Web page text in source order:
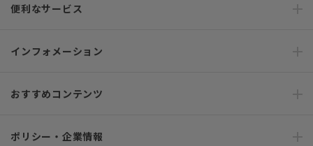
便利なサービス
インフォメーション
おすすめコンテンツ
ポリシー・企業情報